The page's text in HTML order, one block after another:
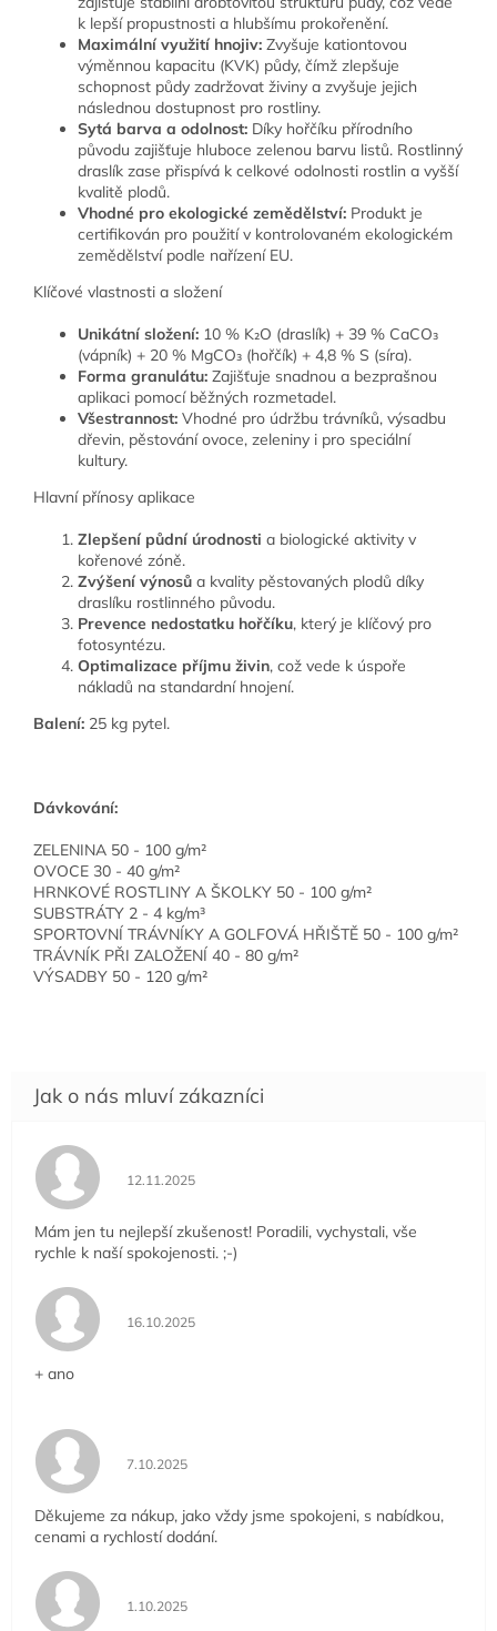
k lepší propustnosti a hlubšímu prokořenění.
Maximální využití hnojiv: Zvyšuje kationtovou
výměnnou kapacitu (KVK) půdy, čímž zlepšuje
schopnost půdy zadržovat živiny a zvyšuje jejich
následnou dostupnost pro rostliny.
Sytá barva a odolnost: Díky hořčíku přírodního
původu zajišťuje hluboce zelenou barvu listů. Rostlinný
draslík zase přispívá k celkové odolnosti rostlin a vyšší
kvalitě plodů.
Vhodné pro ekologické zemědělství: Produkt je
certifikován pro použití v kontrolovaném ekologickém
zemědělství podle nařízení EU.
Klíčové vlastnosti a složení
Unikátní složení: 10 % K₂O (draslík) + 39 % CaCO₃
(vápník) + 20 % MgCO₃ (hořčík) + 4,8 % S (síra).
Forma granulátu: Zajišťuje snadnou a bezprašnou
aplikaci pomocí běžných rozmetadel.
Všestrannost: Vhodné pro údržbu trávníků, výsadbu
dřevin, pěstování ovoce, zeleniny i pro speciální
kultury.
Hlavní přínosy aplikace
Zlepšení půdní úrodnosti a biologické aktivity v
kořenové zóně.
Zvýšení výnosů a kvality pěstovaných plodů díky
draslíku rostlinného původu.
Prevence nedostatku hořčíku, který je klíčový pro
fotosyntézu.
Optimalizace příjmu živin, což vede k úspoře
nákladů na standardní hnojení.
Balení: 25 kg pytel.
Dávkování:
ZELENINA 50 - 100 g/m²
OVOCE 30 - 40 g/m²
HRNKOVÉ ROSTLINY A ŠKOLKY 50 - 100 g/m²
SUBSTRÁTY 2 - 4 kg/m³
SPORTOVNÍ TRÁVNÍKY A GOLFOVÁ HŘIŠTĚ 50 - 100 g/m²
TRÁVNÍK PŘI ZALOŽENÍ 40 - 80 g/m²
VÝSADBY 50 - 120 g/m²
Hodnocení obchodu je 5 z 5 hvězdiček.
12.11.2025
Mám jen tu nejlepší zkušenost! Poradili, vychystali, vše
rychle k naší spokojenosti. ;-)
Hodnocení obchodu je 5 z 5 hvězdiček.
16.10.2025
+ ano
Hodnocení obchodu je 5 z 5 hvězdiček.
7.10.2025
Děkujeme za nákup, jako vždy jsme spokojeni, s nabídkou,
cenami a rychlostí dodání.
Hodnocení obchodu je 5 z 5 hvězdiček.
1.10.2025